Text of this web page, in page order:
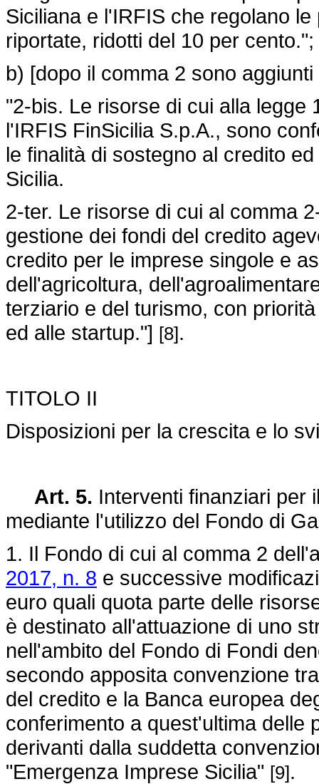
Siciliana e l'IRFIS che regolano
riportate, ridotti del 10 per cento.";
b) [dopo il comma 2 sono
"2-bis. Le risorse di cui alla legge
l'IRFIS FinSicilia S.p.A., sono
le finalità di sostegno al credito
Sicilia.
2-ter. Le risorse di cui al comma
gestione dei fondi del credito
credito per le imprese singole e
dell'agricoltura,
terziario e del turismo, con
ed alle startup."] [8].
TITOLO II
Disposizioni per la crescita e lo
Art. 5. Interventi finanziari per
mediante l'utilizzo del Fondo di
1. Il Fondo di cui al comma 2
2017, n. 8 e successive
euro quali quota parte delle
è destinato all'attuazione di uno
nell'ambito del Fondo di Fondi
secondo apposita convenzione
del credito e la Banca europea
conferimento a quest'ultima delle
derivanti dalla suddetta
"Emergenza Imprese Sicilia" [9].